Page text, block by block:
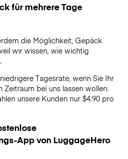
für mehrere Tage
die Möglichkeit, Gepäck
wir wissen, wie wichtig
Tagesrate, wenn Sie Ihr
Zeitraum bei uns lassen wollen.
unsere Kunden nur $4.90 pro
App von LuggageHero